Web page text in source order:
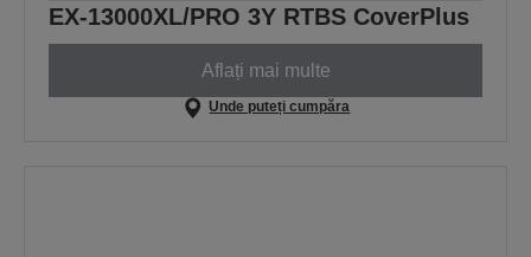
EX-13000XL/PRO 3Y RTBS CoverPlus
Aflați mai multe
Unde puteți cumpăra